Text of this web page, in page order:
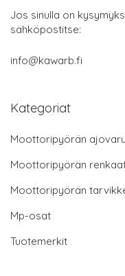
Jos sinulla on
sähköpostitse:
info@kawarb.fi
Kategoriat
Moottoripyörän
Moottoripyörän
Moottoripyörän
Mp-osat
Tuotemerkit